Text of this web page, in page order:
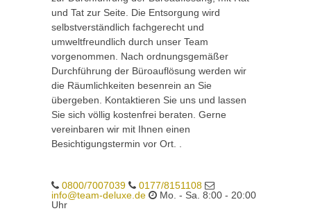
und Tat zur Seite. Die Entsorgung wird
selbstverständlich fachgerecht und
umweltfreundlich durch unser Team
vorgenommen. Nach ordnungsgemäßer
Durchführung der Büroauflösung werden wir
die Räumlichkeiten besenrein an Sie
übergeben. Kontaktieren Sie uns und lassen
Sie sich völlig kostenfrei beraten. Gerne
vereinbaren wir mit Ihnen einen
Besichtigungstermin vor Ort. .
0800/7007039
0177/8151108
info@team-deluxe.de
Mo. - Sa. 8:00 - 20:00
Uhr